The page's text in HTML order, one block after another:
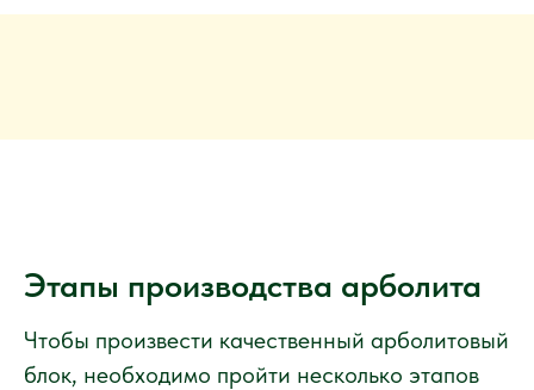
Этапы производства арболита
Чтобы произвести качественный арболитовый
блок, необходимо пройти несколько этапов